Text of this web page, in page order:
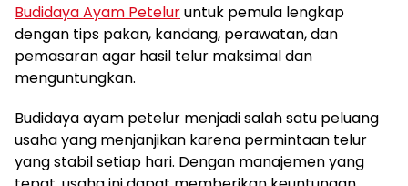
Budidaya Ayam Peteluruntuk pemula lengkap
dengan tips pakan, kandang, perawatan, dan
pemasaran agar hasil telur maksimal dan
menguntungkan.
Budidaya ayam petelur menjadi salah satu peluang
usaha yang menjanjikan karena permintaan telur
yang stabil setiap hari. Dengan manajemen yang